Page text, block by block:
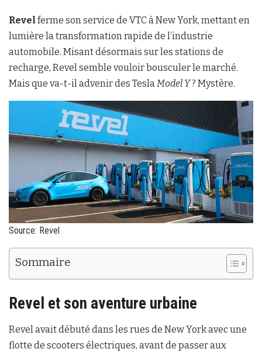
Revel ferme son service de VTC à New York, mettant en
lumière la transformation rapide de l’industrie
automobile. Misant désormais sur les stations de
recharge, Revel semble vouloir bousculer le marché.
Mais que va-t-il advenir des TeslaModel Y? Mystère.
Source: Revel
Sommaire
Revel et son aventure urbaine
Revel avait débuté dans les rues de New York avec une
flotte de scooters électriques, avant de passer aux